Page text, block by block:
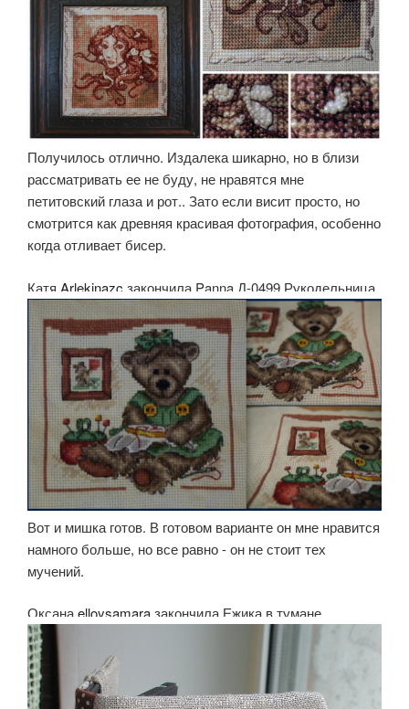
Получилось отлично. Издалека шикарно, но в близи
рассматривать ее не буду, не нравятся мне
петитовский глаза и рот.. Зато если висит просто, но
смотрится как древняя красивая фотография, особенно
когда отливает бисер.
Катя Arlekinazc закончила Panna Д-0499 Рукодельница
Вот и мишка готов. В готовом варианте он мне нравится
намного больше, но все равно - он не стоит тех
мучений.
Оксанаelloysamara закончила Ежика в тумане